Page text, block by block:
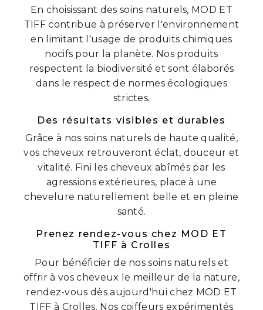
En choisissant des soins naturels, MOD ET
TIFF contribue à préserver l'environnement
en limitant l'usage de produits chimiques
nocifs pour la planète. Nos produits
respectent la biodiversité et sont élaborés
dans le respect de normes écologiques
strictes.
Des résultats visibles et durables
Grâce à nos soins naturels de haute qualité,
vos cheveux retrouveront éclat, douceur et
vitalité. Fini les cheveux abîmés par les
agressions extérieures, place à une
chevelure naturellement belle et en pleine
santé.
Prenez rendez-vous chez MOD ET
TIFF à Crolles
Pour bénéficier de nos soins naturels et
offrir à vos cheveux le meilleur de la nature,
rendez-vous dès aujourd'hui chez MOD ET
TIFF à Crolles. Nos coiffeurs expérimentés